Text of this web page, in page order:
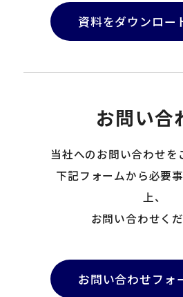
資料をダウンロー
お問い合
当社へのお問い合わせを
下記フォームから必要
上、
お問い合わせくだ
お問い合わせフォ